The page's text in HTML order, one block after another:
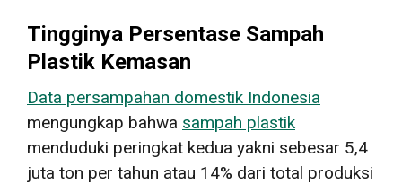
Tingginya Persentase Sampah
Plastik Kemasan
Data persampahan domestik Indonesia
mengungkap bahwa sampah plastik
menduduki peringkat kedua yakni sebesar 5,4
juta ton per tahun atau 14% dari total produksi